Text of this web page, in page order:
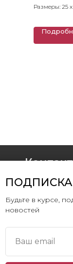
Размеры: 25
+7 (903) 511-
37
Telegram
Будьте в курсе,
новостей
Ваш email